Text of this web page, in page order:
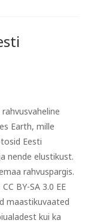
Earth, mille
Eesti
nende elustikust.
rahvuspargis.
BY-SA 3.0 EE
maastikuvaated
kui ka